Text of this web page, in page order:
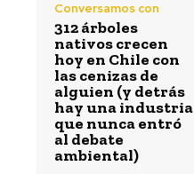
Conversamos con
312 árboles
nativos crecen
hoy en Chile con
las cenizas de
alguien (y detrás
hay una industria
que nunca entró
al debate
ambiental)